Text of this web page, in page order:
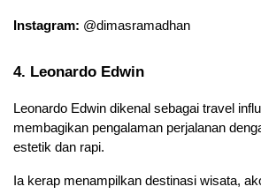
Instagram: @dimasramadhan
4. Leonardo Edwin
Leonardo Edwin dikenal sebagai travel
membagikan pengalaman perjalanan
estetik dan rapi.
Ia kerap menampilkan destinasi wisata,